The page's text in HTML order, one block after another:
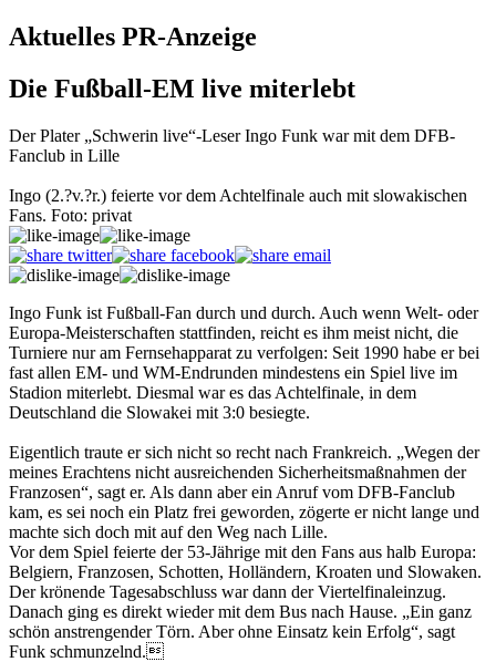
Aktuelles PR-Anzeige
Die Fußball-EM live miterlebt
Der Plater „Schwerin live“-Leser Ingo Funk war mit dem DFB-
Fanclub in Lille
Ingo (2.?v.?r.) feierte vor dem Achtelfinale auch mit slowakischen
Fans. Foto: privat
Ingo Funk ist Fußball-Fan durch und durch. Auch wenn Welt- oder
Europa-Meisterschaften stattfinden, reicht es ihm meist nicht, die
Turniere nur am Fernsehapparat zu verfolgen: Seit 1990 habe er bei
fast allen EM- und WM-Endrunden mindestens ein Spiel live im
Stadion miterlebt. Diesmal war es das Achtelfinale, in dem
Deutschland die Slowakei mit 3:0 besiegte.
Eigentlich traute er sich nicht so recht nach Frankreich. „Wegen der
meines Erachtens nicht ausreichenden Sicherheitsmaßnahmen der
Franzosen“, sagt er. Als dann aber ein Anruf vom DFB-Fanclub
kam, es sei noch ein Platz frei geworden, zögerte er nicht lange und
machte sich doch mit auf den Weg nach Lille.
Vor dem Spiel feierte der 53-Jährige mit den Fans aus halb Europa:
Belgiern, Franzosen, Schotten, Holländern, Kroaten und Slowaken.
Der krönende Tagesabschluss war dann der Viertelfinal­einzug.
Danach ging es direkt wieder mit dem Bus nach Hause. „Ein ganz
schön anstrengender Törn. Aber ohne Einsatz kein Erfolg“, sagt
Funk schmunzelnd.